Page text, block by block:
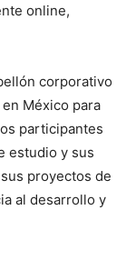
online,
corporativo
México para
participantes
estudio y sus
proyectos de
al desarrollo y